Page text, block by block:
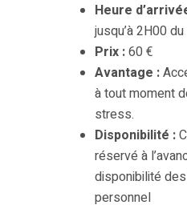
Heure
jusqu’à 2H00
Prix :60 €
Avantage :
à tout moment
stress.
Disponibilité :
réservé à
disponibilité
personnel